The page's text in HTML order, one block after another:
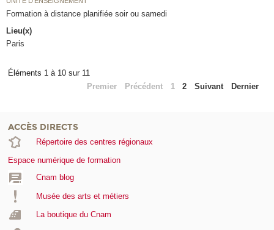
Formation à distance planifiée soir ou samedi
Lieu(x)
Paris
Éléments 1 à 10 sur 11
Premier
Précédent 1 2 Suivant Dernier
ACCÈS DIRECTS
Répertoire des centres régionaux
Espace numérique de formation
Cnam blog
Musée des arts et métiers
La boutique du Cnam